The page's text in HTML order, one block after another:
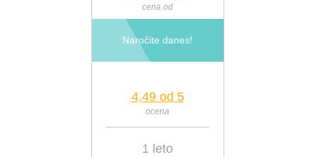
cena od
Naročite danes!
4,49 od 5
ocena
1 leto